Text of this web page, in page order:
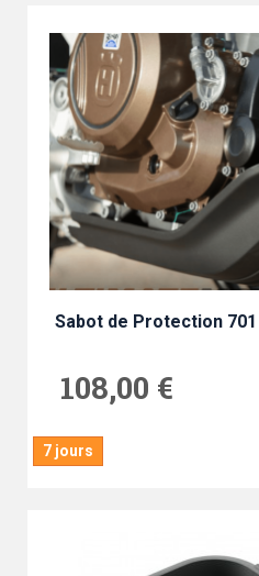
Sabot de Protection 701
108,00 €
7 jours